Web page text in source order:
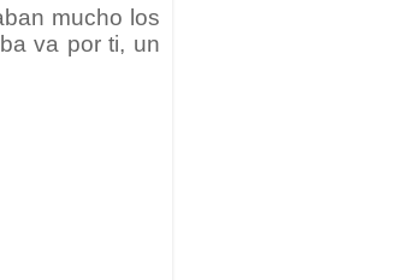
mucho los
va por ti, un